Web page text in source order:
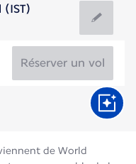
Réserver un vol
de World